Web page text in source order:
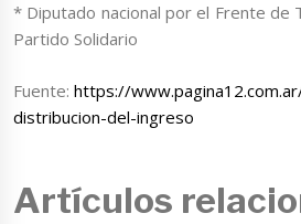
* Diputado nacional por el Frente de
Partido Solidario
Fuente:https://
distribucion-del-ingreso
Artículos